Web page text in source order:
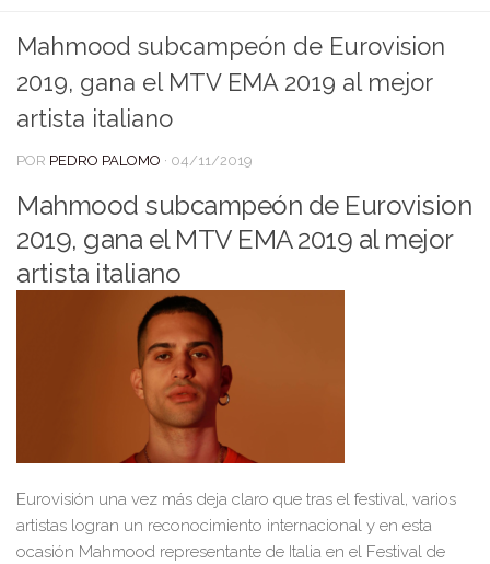
Mahmood subcampeón de Eurovision
2019, gana el MTV EMA 2019 al mejor
artista italiano
POR PEDRO PALOMO · 04/11/2019
Mahmood subcampeón de Eurovision
2019, gana el MTV EMA 2019 al mejor
artista italiano
Eurovisión una vez más deja claro que tras el festival, varios
artistas logran un reconocimiento internacional y en esta
ocasión Mahmood representante de Italia en el Festival de